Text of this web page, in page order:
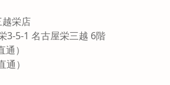
越栄店
3-5-1 名古屋栄三越 6階
）
）